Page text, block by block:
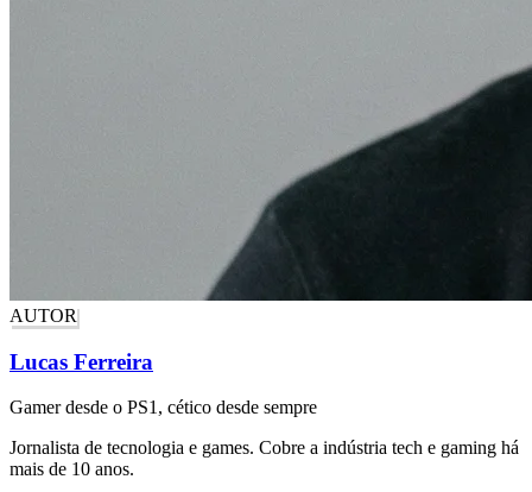
AUTOR
Lucas Ferreira
Gamer desde o PS1, cético desde sempre
Jornalista de tecnologia e games. Cobre a indústria tech e gaming há
mais de 10 anos.